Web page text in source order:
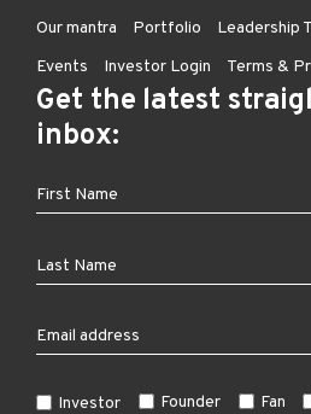
Our mantra Portfolio Leadership
Events
Investor Login Terms &
Get the latest
inbox:
Investor Founder Fan